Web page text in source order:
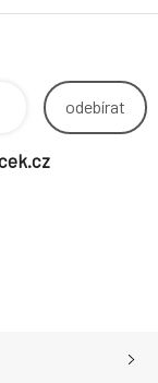
odebírat